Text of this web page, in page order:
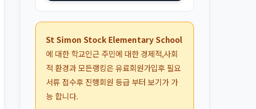
St Simon Stock Elementary School
에 대한 학교인근 주민에 대한 경제적,사회
적 환경과 모든랭킹은 유료회원가입후 필요
서류 접수후 진행회원 등급 부터 보기가 가
능 합니다.